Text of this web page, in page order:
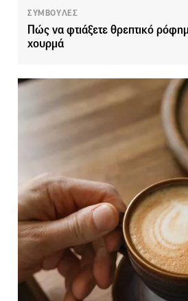
ΣΥΜΒΟΥΛΕΣ
Πώς να φτιάξετε θρεπτικό
χουρμά